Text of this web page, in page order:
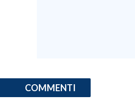
COMMENTI